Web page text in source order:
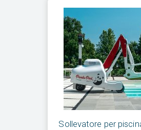
Sollevatore per